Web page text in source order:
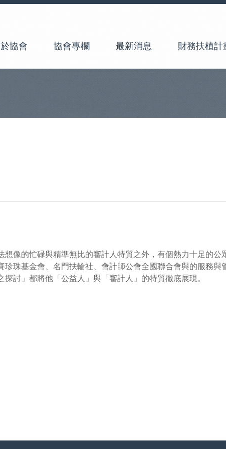
協會 協會專欄 最新消息 財務扶植計
想像的忙碌與精準無比的審計人特質之外，有個熱力十足的公
珠基金會、名門扶輪社、會計師公會全國聯合會與的服務與
討」都將他「公益人」與「審計人」的特質徹底展現。